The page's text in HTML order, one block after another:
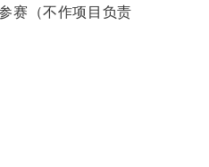
赛（不作项目负责